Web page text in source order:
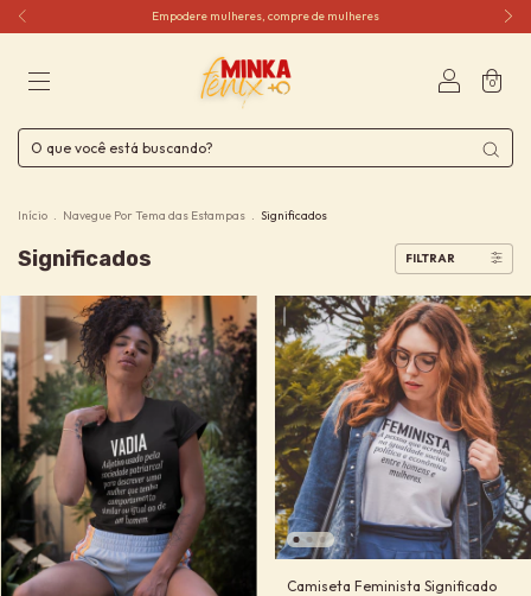
Empodere mulheres, compre de mulheres
0
Início . Navegue Por Tema das Estampas . Significados
Significados FILTRAR
Camiseta Feminista Significado